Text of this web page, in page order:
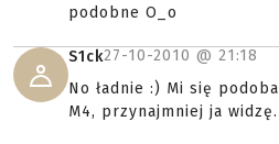
podobne O_o
S1ck27-10-2010 @ 21:18
No ładnie :) Mi się
M4, przynajmniej ja widzę.